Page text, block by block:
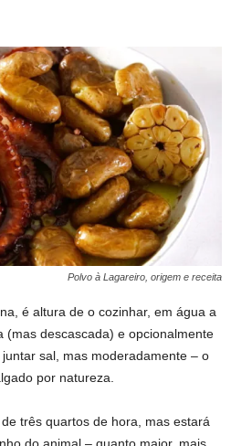
Polvo à Lagareiro, origem e receita
é altura de o cozinhar, em água a
(mas descascada) e opcionalmente
sal, mas moderadamente – o
por natureza.
três quartos de hora, mas estará